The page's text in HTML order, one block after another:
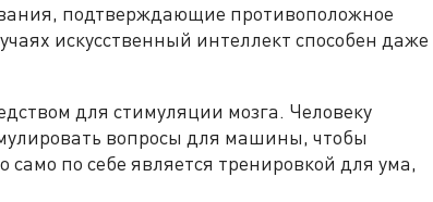
подтверждающие противоположное
искусственный интеллект способен даже
для стимуляции мозга. Человеку
вопросы для машины, чтобы
само по себе является тренировкой для ума,